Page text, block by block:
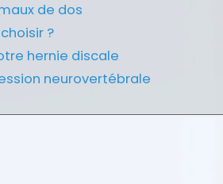
de dos
?
hernie discale
neurovertébrale